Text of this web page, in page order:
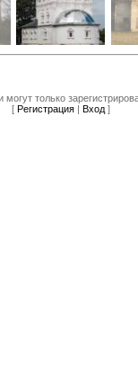
только
[ Регистрация | Вход ]